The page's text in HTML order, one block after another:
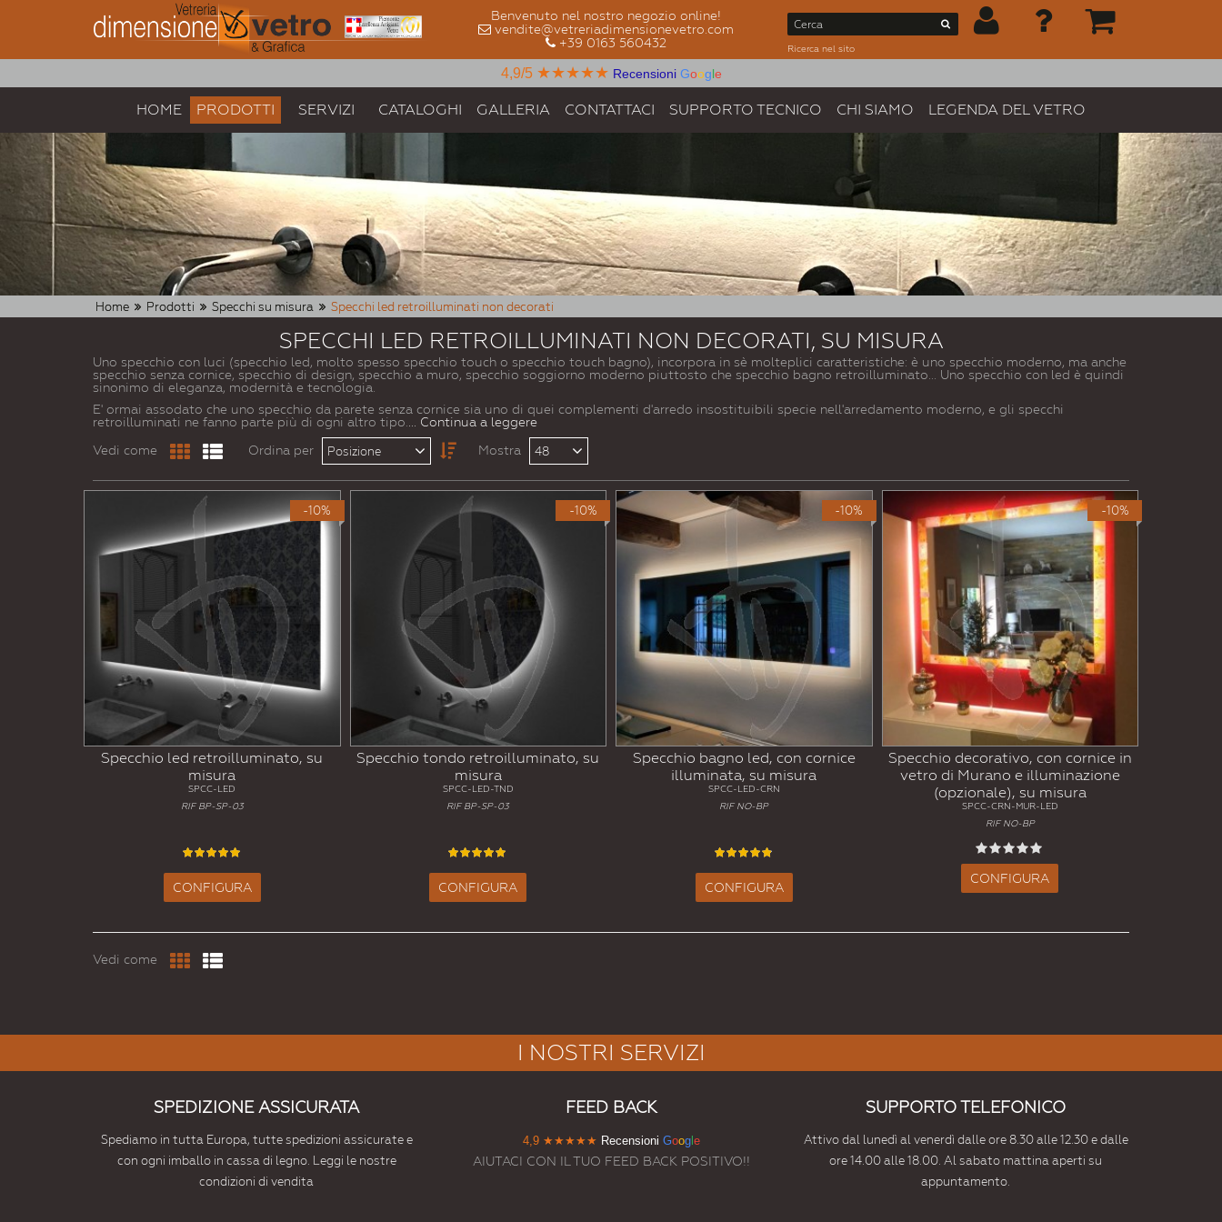
Benvenuto nel nostro negozio online!
vendite@vetreriadimensionevetro.com
+39 0163 560432
Ricerca nel sito
4,9/5 ★★★★★ Recensioni Google
HOME PRODOTTI SERVIZI CATALOGHI GALLERIA CONTATTACI SUPPORTO TECNICO CHI SIAMO LEGENDA DEL VETRO
Home Prodotti Specchi su misura Specchi led retroilluminati non decorati
SPECCHI LED RETROILLUMINATI NON DECORATI, SU MISURA
Uno specchio con luci (specchio led, molto spesso specchio touch o specchio touch bagno), incorpora in sè molteplici caratteristiche: è uno specchio moderno, ma anche
specchio senza cornice, specchio di design, specchio a muro, specchio soggiorno moderno piuttosto che specchio bagno retroilluminato... Uno specchio con led è quindi
sinonimo di eleganza, modernità e tecnologia.
E' ormai assodato che uno specchio da parete senza cornice sia uno di quei complementi d'arredo insostituibili specie nell'arredamento moderno, e gli specchi
retroilluminati ne fanno parte più di ogni altro tipo.
... Continua a leggere
Vedi come
Ordina per Posizione Mostra 48
-10%
Specchio led retroilluminato, su
misura
SPCC-LED
RIF BP-SP-03
CONFIGURA
-10%
Specchio tondo retroilluminato, su
misura
SPCC-LED-TND
RIF BP-SP-03
CONFIGURA
-10%
Specchio bagno led, con cornice
illuminata, su misura
SPCC-LED-CRN
RIF NO-BP
CONFIGURA
-10%
Specchio decorativo, con cornice in
vetro di Murano e illuminazione
(opzionale), su misura
SPCC-CRN-MUR-LED
RIF NO-BP
CONFIGURA
Vedi come
I NOSTRI SERVIZI
SPEDIZIONE ASSICURATA
Spediamo in tutta Europa, tutte spedizioni assicurate e
con ogni imballo in cassa di legno. Leggi le nostre
condizioni di vendita
FEED BACK
4,9 ★★★★★ Recensioni Googl e
AIUTACI CON IL TUO FEED BACK POSITIVO!!
SUPPORTO TELEFONICO
Attivo dal lunedì al venerdì dalle ore 8.30 alle 12.30 e dalle
ore 14.00 alle 18.00. Al sabato mattina aperti su
appuntamento.